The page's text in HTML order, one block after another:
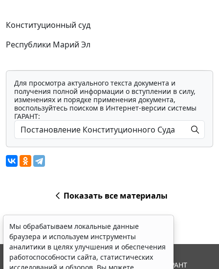
Конституционный суд
Республики Марий Эл
Для просмотра актуального текста документа и
получения полной информации о вступлении в силу,
изменениях и порядке применения документа,
воспользуйтесь поиском в Интернет-версии системы
ГАРАНТ:
Показать все материалы
Мы обрабатываем локальные данные
браузера и используем инструменты
аналитики в целях улучшения и обеспечения
работоспособности сайта, статистических
© ООО "НПП "ГАРАНТ-СЕРВИС", 2026. Система ГАРАНТ